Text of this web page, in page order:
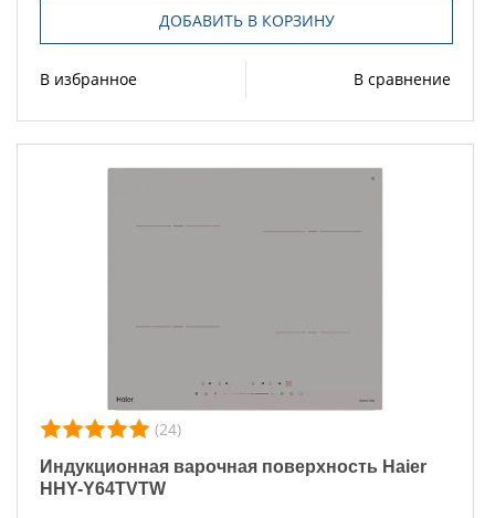
ДОБАВИТЬ В КОРЗИНУ
В избранное В сравнение
(24)
Индукционная варочная поверхность Haier
HHY-Y64TVTW